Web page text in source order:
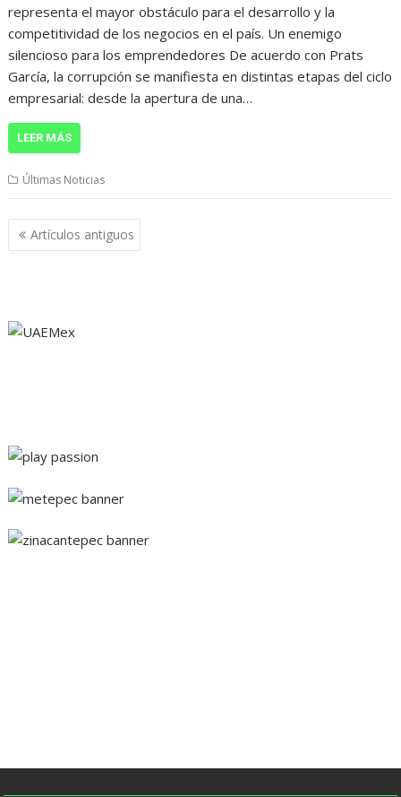
representa el mayor obstáculo para el desarrollo y la
competitividad de los negocios en el país. Un enemigo
silencioso para los emprendedores De acuerdo con Prats
García, la corrupción se manifiesta en distintas etapas del ciclo
empresarial: desde la apertura de una…
LEER MÁS
Últimas Noticias
Navegación
de
Artículos antiguos